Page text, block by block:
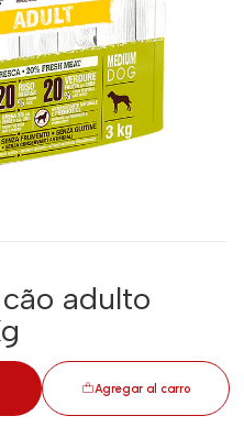
adulto
Agregar al carro